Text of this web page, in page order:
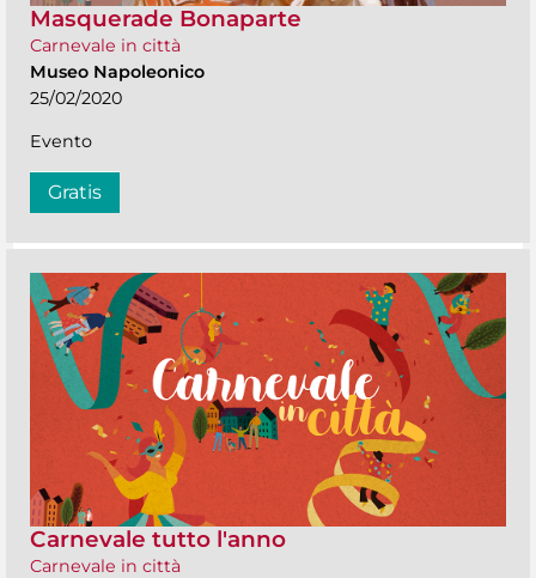
Masquerade Bonaparte
Carnevale in città
Museo Napoleonico
25/02/2020
Evento
Gratis
Carnevale tutto l'anno
Carnevale in città